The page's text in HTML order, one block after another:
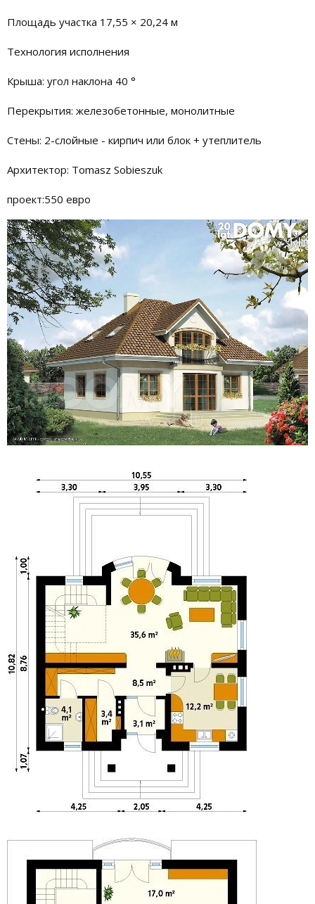
Площадь участка 17,55 × 20,24 м
Технология исполнения
Крыша: угол наклона 40 °
Перекрытия: железобетонные, монолитные
Стены: 2-слойные - кирпич или блок + утеплитель
Архитектор: Tomasz Sobieszuk
проект:550 евро